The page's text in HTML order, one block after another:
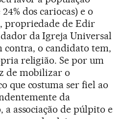
dos cariocas) e o
propriedade de Edir
da Igreja Universal
contra, o candidato tem,
religião. Se por um
de mobilizar o
que costuma ser fiel ao
da
associação de púlpito e